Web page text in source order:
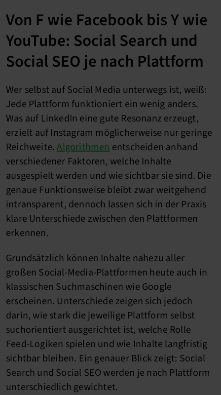
Von F wie Facebook bis Y wie
YouTube: Social Search und
Social SEO je nach Plattform
Wer selbst auf Social Media unterwegs ist, weiß:
Jede Plattform funktioniert ein wenig anders.
Was auf LinkedIn eine gute Resonanz erzeugt,
erzielt auf Instagram möglicherweise nur geringe
Reichweite.Algorithmenentscheiden anhand
verschiedener Faktoren, welche Inhalte
ausgespielt werden und wie sichtbar sie sind. Die
genaue Funktionsweise bleibt zwar weitgehend
intransparent, dennoch lassen sich in der Praxis
klare Unterschiede zwischen den Plattformen
erkennen.
Grundsätzlich können Inhalte nahezu aller
großen Social-Media-Plattformen heute auch in
klassischen Suchmaschinen wie Google
erscheinen. Unterschiede zeigen sich jedoch
darin, wie stark die jeweilige Plattform selbst
suchorientiert ausgerichtet ist, welche Rolle
Feed-Logiken spielen und wie Inhalte langfristig
sichtbar bleiben. Ein genauer Blick zeigt: Social
Search und Social SEO werden je nach Plattform
unterschiedlich gewichtet.